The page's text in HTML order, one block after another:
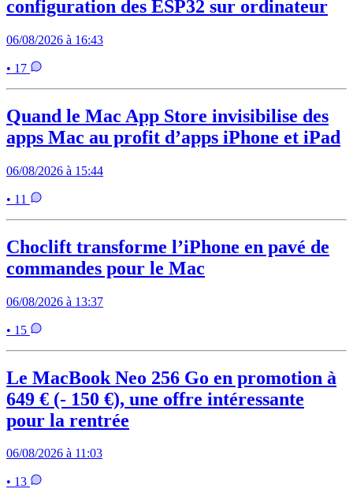
configuration des ESP32 sur ordinateur
06/08/2026 à 16:43
• 17
Quand le Mac App Store invisibilise des
apps Mac au profit d’apps iPhone et iPad
06/08/2026 à 15:44
• 11
Choclift transforme l’iPhone en pavé de
commandes pour le Mac
06/08/2026 à 13:37
• 15
Le MacBook Neo 256 Go en promotion à
649 € (- 150 €), une offre intéressante
pour la rentrée
06/08/2026 à 11:03
• 13